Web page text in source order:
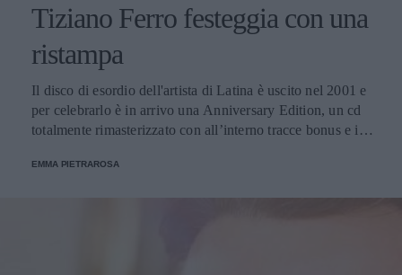
Tiziano Ferro festeggia con una
ristampa
Il disco di esordio dell'artista di Latina è uscito nel 2001 e
per celebrarlo è in arrivo una Anniversary Edition, un cd
totalmente rimasterizzato con all’interno tracce bonus e i
EMMA PIETRAROSA